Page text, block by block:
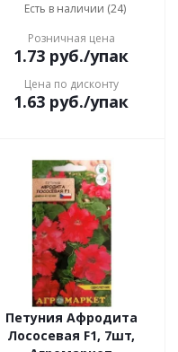
Есть в наличии (24)
Розничная цена
1.73 руб./упак
Цена по дисконту
1.63 руб./упак
Петуния Афродита
Лососевая F1, 7шт,